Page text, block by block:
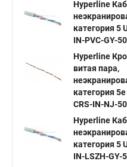
Витая пара уличная hyperline
Витая пара utp 5e hyperline
Кабель витая пара UTP lszh
Ftp 4 cat 5e Hyperline
Витая пара utp 1 Cat 6
U utp 5e
Витая пара utp Витая
Кабель для интернета от
Hyperline
категория 5
IN-PVC-GY-
Hyperline
витая пара,
категория
CRS-IN-NJ-
Hyperline
категория 5
IN-LSZH-GY-